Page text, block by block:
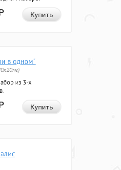
Купить
в одном"
из 3-х
Купить